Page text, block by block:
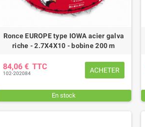
Ronce EUROPE type IOWA acier galva
riche - 2.7X4X10 - bobine 200 m
84,06 € TTC
102-202084 ACHETER
En stock